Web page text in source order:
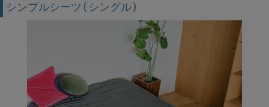
シンプルシーツ(シングル)